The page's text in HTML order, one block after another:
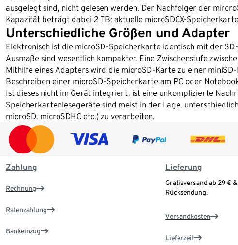
ausgelegt sind, nicht gelesen werden. Der Nachfolger der
Kapazität beträgt dabei 2 TB; aktuelle microSDCX-
Unterschiedliche Größen und Adapter
Elektronisch ist die microSD-Speicherkarte identisch mit der
Ausmaße sind wesentlich kompakter. Eine Zwischenstufe
Mithilfe eines Adapters wird die microSD-Karte zu einer
Beschreiben einer microSD-Speicherkarte am PC oder
Ist dieses nicht im Gerät integriert, ist eine unkomplizierte
Speicherkartenlesegeräte sind meist in der Lage,
microSD, microSDHC etc.) zu verarbeiten.
Zahlung
Rechnung
Ratenzahlung
Bankeinzug
Lieferung
Gratisversand ab 29 €
Rücksendung.
Versandkosten
Lieferzeit